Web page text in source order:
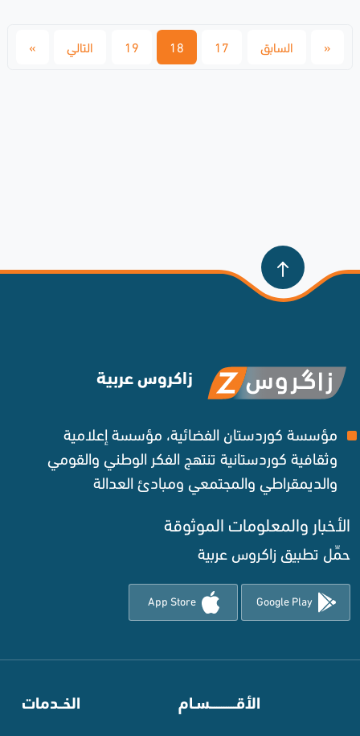
« السابق 17
18
19 التالي »
زاكروس عربية
مؤسسة كوردستان الفضائية، مؤسسة إعلامية
وثقافية كوردستانية تنتهج الفكر الوطني والقومي
والديمقراطي والمجتمعي ومبادئ العدالة ‌
الأخبار والمعلومات الموثوقة‌
حمِّل تطبيق زاكروس عربية
Google Play
App Store
الأقـــــــــــسـام الخــدمات